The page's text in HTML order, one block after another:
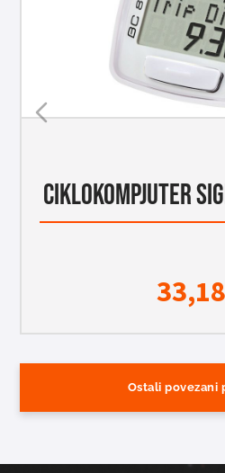
CIKLOKOMPJUTER
33,18
Ostali povezani